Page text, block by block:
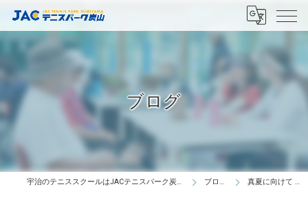
ブログ
宇治のテニススクールはJACテニスパーク炭山 ブログ 真夏に向けて ☀️